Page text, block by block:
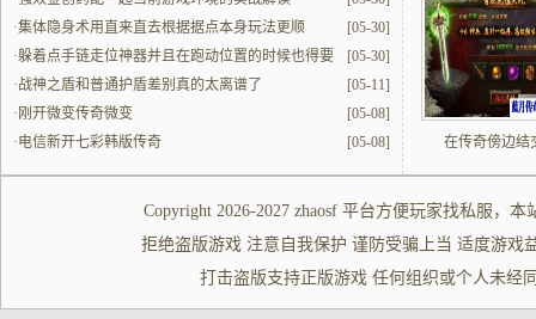
[05-30]
·集体隐身术用直来直去根据据点本身玩法更顺
[05-30]
·躲着点手链走位神器并且在跑动位置的时候也得要
啥时候都的更改
[05-11]
·战神之盾和普通护盾差别真的太离谱了
[05-08]
· 刚开微变传奇微变
[05-08]
·电信新开七彩韩版传奇 在传奇傍边结
Copyright 2026-2027 zhaosf平台方便玩家找私服 ，本
拒绝盗版游戏 注意自我保护 谨防受骗上当 适度游戏
打击盗版支持正版游戏 任何组织或个人未经